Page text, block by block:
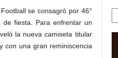
se consagró por 46°
fiesta. Para enfrentar un
la nueva camiseta titular
con una gran reminiscencia